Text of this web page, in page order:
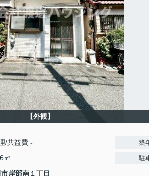
【外観】
/共益費 -
㎡
岸部南 １丁目
築
駐